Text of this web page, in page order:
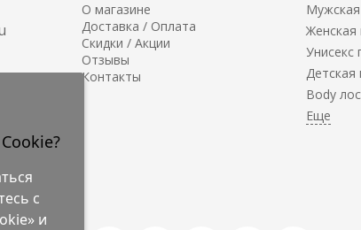
О магазине
Доставка / Оплата
Скидки / Акции
Отзывы
Контакты
Body
с
и